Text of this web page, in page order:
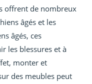
offrent de nombreux
âgés et les
âgés, ces
les blessures et à
monter et
des meubles peut